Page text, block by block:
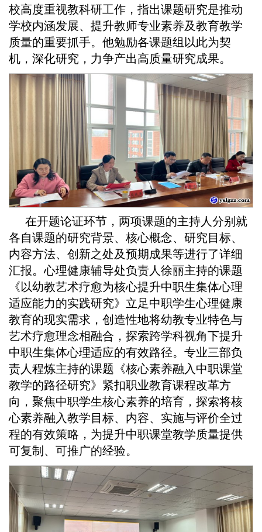
校高度重视教科研工作，指出课题研究是推动
学校内涵发展、提升教师专业素养及教育教学
质量的重要抓手。他勉励各课题组以此为契
机，深化研究，力争产出高质量研究成果。
在开题论证环节，两项课题的主持人分别就
各自课题的研究背景、核心概念、研究目标、
内容方法、创新之处及预期成果等进行了详细
汇报。心理健康辅导处负责人徐丽主持的课题
《以幼教艺术疗愈为核心提升中职生集体心理
适应能力的实践研究》立足中职学生心理健康
教育的现实需求，创造性地将幼教专业特色与
艺术疗愈理念相融合，探索跨学科视角下提升
中职生集体心理适应的有效路径。专业三部负
责人程炼主持的课题《核心素养融入中职课堂
教学的路径研究》紧扣职业教育课程改革方
向，聚焦中职学生核心素养的培育，探索将核
心素养融入教学目标、内容、实施与评价全过
程的有效策略，为提升中职课堂教学质量提供
可复制、可推广的经验。